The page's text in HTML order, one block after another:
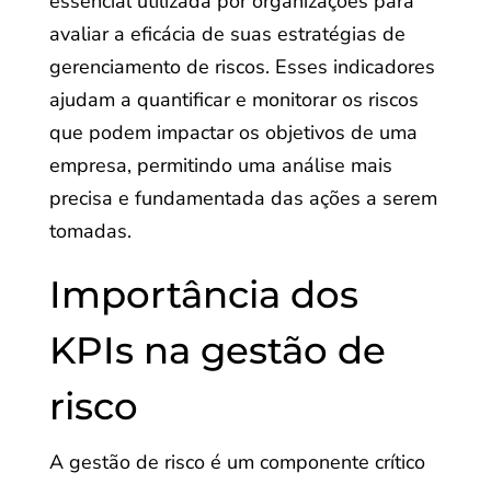
avaliar a eficácia de suas estratégias de
gerenciamento de riscos. Esses indicadores
ajudam a quantificar e monitorar os riscos
que podem impactar os objetivos de uma
empresa, permitindo uma análise mais
precisa e fundamentada das ações a serem
tomadas.
Importância dos
KPIs na gestão de
risco
A gestão de risco é um componente crítico